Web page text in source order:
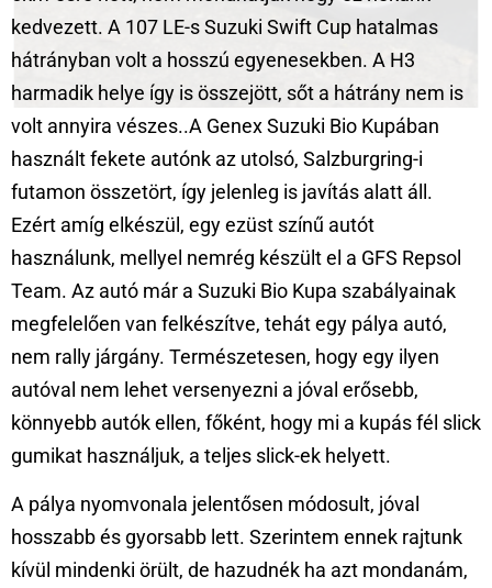
kedvezett. A 107 LE-s Suzuki Swift Cup hatalmas
hátrányban volt a hosszú egyenesekben. A H3
harmadik helye így is összejött, sőt a hátrány nem is
volt annyira vészes..A Genex Suzuki Bio Kupában
használt fekete autónk az utolsó, Salzburgring-i
futamon összetört, így jelenleg is javítás alatt áll.
Ezért amíg elkészül, egy ezüst színű autót
használunk, mellyel nemrég készült el a GFS Repsol
Team. Az autó már a Suzuki Bio Kupa szabályainak
megfelelően van felkészítve, tehát egy pálya autó,
nem rally járgány. Természetesen, hogy egy ilyen
autóval nem lehet versenyezni a jóval erősebb,
könnyebb autók ellen, főként, hogy mi a kupás fél slick
gumikat használjuk, a teljes slick-ek helyett.
A pálya nyomvonala jelentősen módosult, jóval
hosszabb és gyorsabb lett. Szerintem ennek rajtunk
kívül mindenki örült, de hazudnék ha azt mondanám,